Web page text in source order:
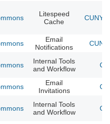
Litespeed
Cache
CUNY
Email
Notifications
Internal Tools
and Workflow
Email
Invitations
Internal Tools
and Workflow